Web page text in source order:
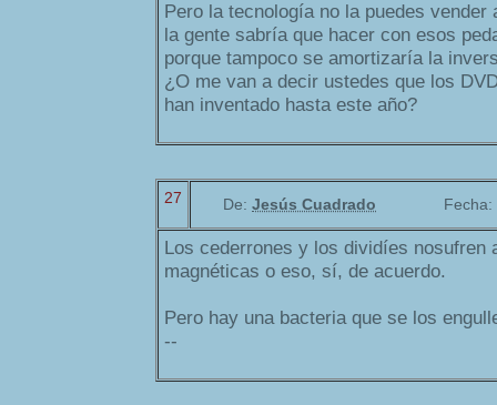
Pero la tecnología no la puedes
la gente sabría que hacer con esos
porque tampoco se amortizaría la
¿O me van a decir ustedes que los
han inventado hasta este año?
27 De: Jesús Cuadrado Fecha:
Los cederrones y los dividíes nosufren
magnéticas o eso, sí, de acuerdo.
Pero hay una bacteria que se los
--